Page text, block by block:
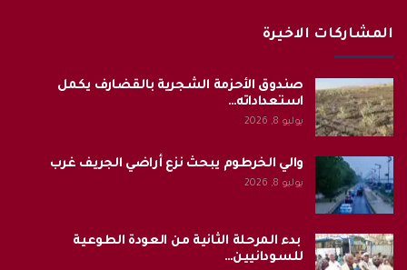
المشاركات الاخيرة
صندوق الأحزمة الشجرية بالقضارف يكمل
استعداداته…
يوليو 8, 2026
والي الخرطوم يبحث نزع أراضي الجريف غرب
يوليو 8, 2026
بدء المرحلة الثانية من العودة الطوعية
للسودانيين…